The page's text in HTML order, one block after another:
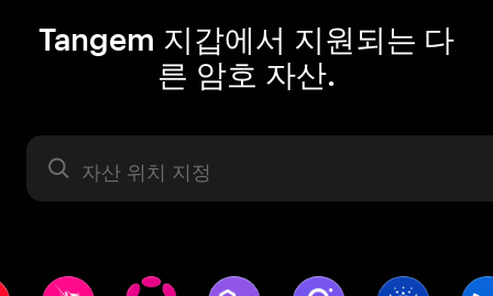
Tangem 지갑에서 지원되는 다
른 암호 자산.
자산 라벨